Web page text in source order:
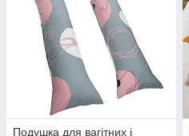
Подушка для вагітних і